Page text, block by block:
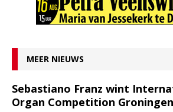
MEER NIEUWS
Sebastiano Franz wint
Organ Competition